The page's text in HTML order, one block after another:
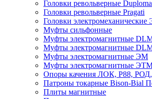
Головки револьверные
Головки револьверные Pragati
Головки
Муфты сильфонные
Муфты электромагнитные
Муфты электромагнитные
Муфты электромагнитные ЭМ
Муфты электромагнитные
Опоры качения ЛОК, Р88,
Патроны токарные Bison-Bial
Плиты магнитные